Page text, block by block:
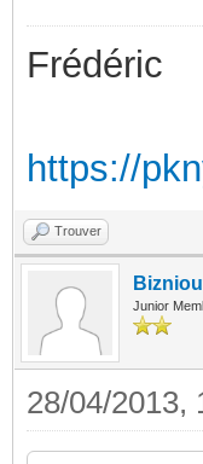
Frédéric
https://
Trouver
Junior
28/04/2013,